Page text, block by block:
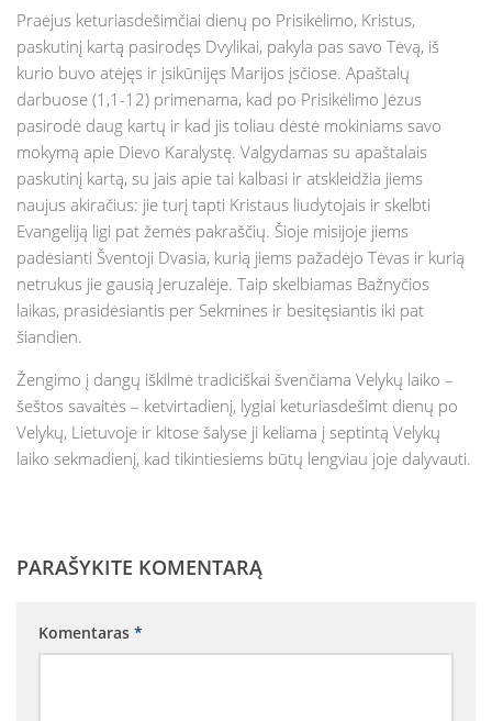
Parapijiečių talka statant Dievo namus 2014 m.
Lietuvos jaunimo dienų kryžius parapijoje
Bažnyčios statyba (2008 m. vasara)
Šiluvos Švč. M. Marijos paveikslo viešnagė (2008 05 18–06 01)
Facebook
Santuoka
Sutvirtinimas
Tikėjimo ugdymas
Katechetikos metodinis centras
Pasirengimo sakramentams užsiėmimų tvarkaraštis
Šeimos, jaunimas, vaikai
Vaikų „Angeliukų“ klubas
Parapijos jaunimo grupė
Taize grupė
Ateik ir pamatyk kursas suaugusiems
Kitos grupės ir bendrijos
Maldos grupė
Motinos maldoje
Nazareto šeimos
Praėjus keturiasdešimčiai dienų po Prisikėlimo, Kristus,
paskutinį kartą pasirodęs Dvylikai, pakyla pas savo Tėvą, iš
kurio buvo atėjęs ir įsikūnijęs Marijos įsčiose. Apaštalų
darbuose (1,1-12) primenama, kad po Prisikėlimo Jėzus
pasirodė daug kartų ir kad jis toliau dėstė mokiniams savo
mokymą apie Dievo Karalystę. Valgydamas su apaštalais
paskutinį kartą, su jais apie tai kalbasi ir atskleidžia jiems
naujus akiračius: jie turį tapti Kristaus liudytojais ir skelbti
Evangeliją ligi pat žemės pakraščių. Šioje misijoje jiems
padėsianti Šventoji Dvasia, kurią jiems pažadėjo Tėvas ir kurią
netrukus jie gausią Jeruzalėje. Taip skelbiamas Bažnyčios
laikas, prasidėsiantis per Sekmines ir besitęsiantis iki pat
šiandien.
Žengimo į dangų iškilmė tradiciškai švenčiama Velykų laiko –
šeštos savaitės – ketvirtadienį, lygiai keturiasdešimt dienų po
Velykų, Lietuvoje ir kitose šalyse ji keliama į septintą Velykų
laiko sekmadienį, kad tikintiesiems būtų lengviau joje dalyvauti.
PARAŠYKITE KOMENTARĄ
Komentaras *